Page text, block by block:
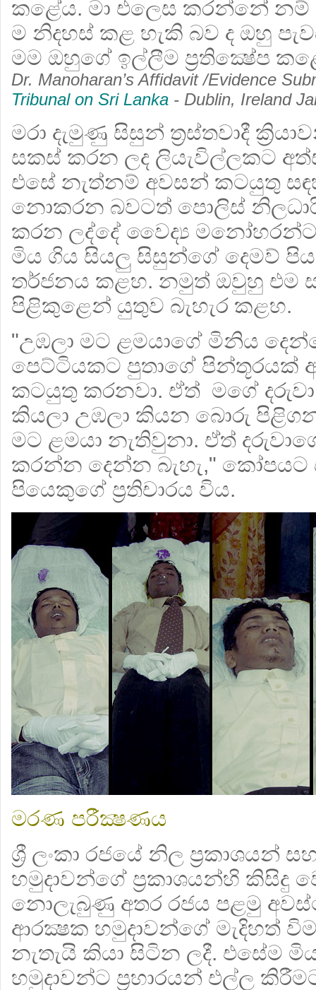
කළේය. මා එලෙස කරන්නේ
ම නිදහස් කළ හැකි බව ද ඔහු
මම ඔහුගේ ඉල්ලීම ප්‍රතික්‍ෂේප
Dr. Manoharan’s Affidavit /Evidence
Tribunal on Sri Lanka - Dublin, Ireland
මරා දැමුණු සිසුන් ත්‍රස්තවාදී
සකස් කරන ලද ලියැවිල්ලකට
එසේ නැත්නම් අවසන් කටයුතු
නොකරන බවටත් පොලිස්
කරන ලද්දේ වෛද්‍ය
මිය ගිය සියලු සිසුන්ගේ දෙමව්
තර්ජනය කළහ. නමුත් ඔවුහු එම
පිළිකුළෙන් යුතුව බැහැර කළහ.
"උඹලා මට ළමයාගේ මිනිය
පෙට්ටියකට පුතාගේ පින්තූරයක්
කටයුතු කරනවා. ඒත් මගේ දරුවා
කියලා උඹලා කියන බොරු
මට ළමයා නැතිවුනා. ඒත්
කරන්න දෙන්න බැහැ," කෝපයට
පියෙකුගේ ප්‍රතිචාරය විය.
මරණ පරීක්‍ෂණය
ශ්‍රී ලංකා රජයේ නිල ප්‍රකාශයන්
හමුදාවන්ගේ ප්‍රකාශයන්හි කිසිදු
නොලැබුණු අතර රජය පළමු
ආරක්‍ෂක හමුදාවන්ගේ මැදිහත්
නැතැයි කියා සිටින ලදී. එසේම
හමුදාවන්ට ප්‍රහාරයන් එල්ල